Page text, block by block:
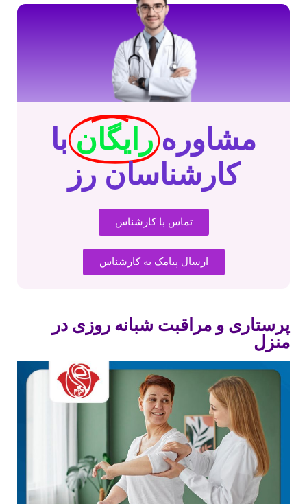
مشاوره رایگان با
کارشناسان رز
تماس با کارشناس
ارسال پیامک به کارشناس
پرستاری و مراقبت شبانه روزی در
منزل